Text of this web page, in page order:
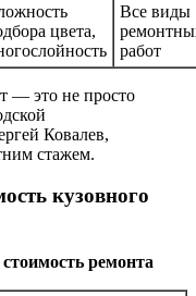
цвета,
Все виды
работ
— это не просто
Ковалев,
стажем.
кузовного
ремонта